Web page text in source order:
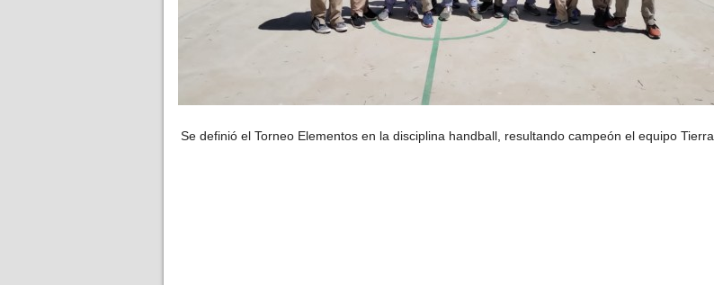
Se definió el Torneo Elementos en la disciplina handball, resultando campeón el equipo Tierra.